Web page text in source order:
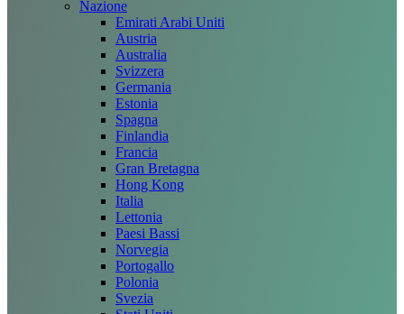
Nazione
Emirati Arabi Uniti
Austria
Australia
Svizzera
Germania
Estonia
Spagna
Finlandia
Francia
Gran Bretagna
Hong Kong
Italia
Lettonia
Paesi Bassi
Norvegia
Portogallo
Polonia
Svezia